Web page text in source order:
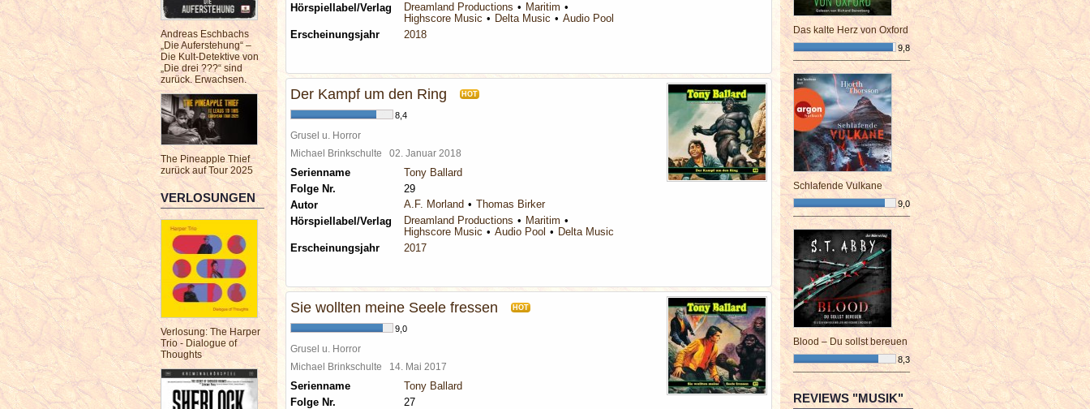
Andreas Eschbachs
„Die Auferstehung“ –
Die Kult-Detektive von
„Die drei ???“ sind
zurück. Erwachsen.
The Pineapple Thief
zurück auf Tour 2025
VERLOSUNGEN
Verlosung: The Harper
Trio - Dialogue of
Thoughts
Hörspiellabel/Verlag
Dreamland Productions
Maritim
Highscore Music
Delta Music
Audio Pool
Erscheinungsjahr
2018
Der Kampf um den Ring HOT
8,4
Grusel u. Horror
Michael Brinkschulte 02. Januar 2018
Serienname
Tony Ballard
Folge Nr.
29
Autor
A.F. Morland
Thomas Birker
Hörspiellabel/Verlag
Dreamland Productions
Maritim
Highscore Music
Audio Pool
Delta Music
Erscheinungsjahr
2017
Sie wollten meine Seele fressen HOT
9,0
Grusel u. Horror
Michael Brinkschulte 14. Mai 2017
Serienname
Tony Ballard
Folge Nr.
27
Das kalte Herz von Oxford
9,8
¯¯¯¯¯¯¯¯¯¯¯¯¯¯¯¯¯¯¯¯¯¯¯¯
Schlafende Vulkane
9,0
¯¯¯¯¯¯¯¯¯¯¯¯¯¯¯¯¯¯¯¯¯¯¯¯
Blood – Du sollst bereuen
8,3
¯¯¯¯¯¯¯¯¯¯¯¯¯¯¯¯¯¯¯¯¯¯¯¯
REVIEWS "MUSIK"